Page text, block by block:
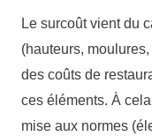
Le surcoût vient du
(hauteurs,
des coûts de
ces éléments. À
mise aux normes